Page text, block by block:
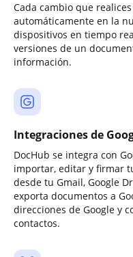
Cada cambio que
automáticamente en la
dispositivos en tiempo
versiones de un
información.
Integraciones de
DocHub se integra con
importar, editar y firmar
desde tu Gmail, Google
exporta documentos a
direcciones de Google y
contactos.